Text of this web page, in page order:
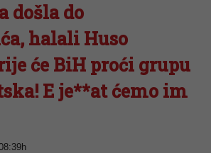
došla do
halali Huso
će BiH proći grupu
E je**at ćemo im